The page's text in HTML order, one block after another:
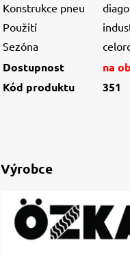
Konstrukce pneu
Použití
Sezóna
Dostupnost
na
Kód produktu
351
Výrobce